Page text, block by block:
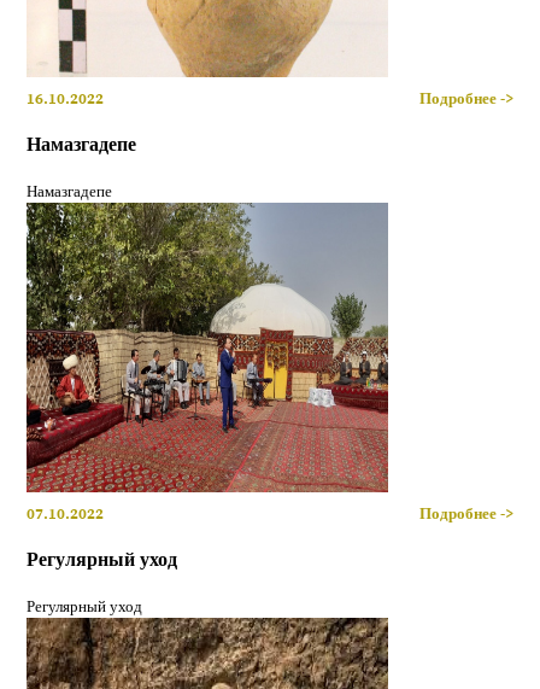
16.10.2022 Подробнее ->
Намазгадепе
Намазгадепе
07.10.2022 Подробнее ->
Регулярный уход
Регулярный уход